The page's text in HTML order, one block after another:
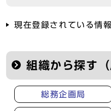
現在登録されている情
組織から探す（
総務企画局